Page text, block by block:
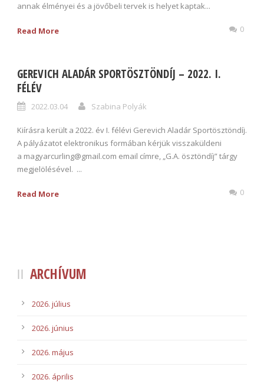
annak élményei és a jövőbeli tervek is helyet kaptak...
Read More 0
GEREVICH ALADÁR SPORTÖSZTÖNDÍJ – 2022. I.
FÉLÉV
2022.03.04 Szabina Polyák
Kiírásra került a 2022. év I. félévi Gerevich Aladár Sportösztöndíj.
A pályázatot elektronikus formában kérjük visszaküldeni
a magyarcurling@gmail.com email címre, „G.A. ösztöndíj” tárgy
megjelölésével. ...
Read More 0
ARCHÍVUM
2026. július
2026. június
2026. május
2026. április